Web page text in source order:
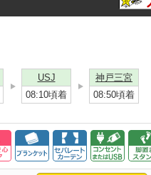
USJ
08:10頃着
神戸三宮
08:50頃着